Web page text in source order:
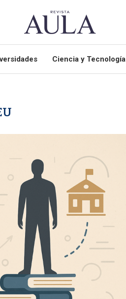
Ciencia y Tecnología